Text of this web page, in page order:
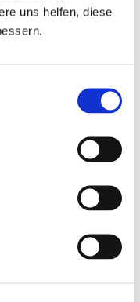
uns helfen, diese